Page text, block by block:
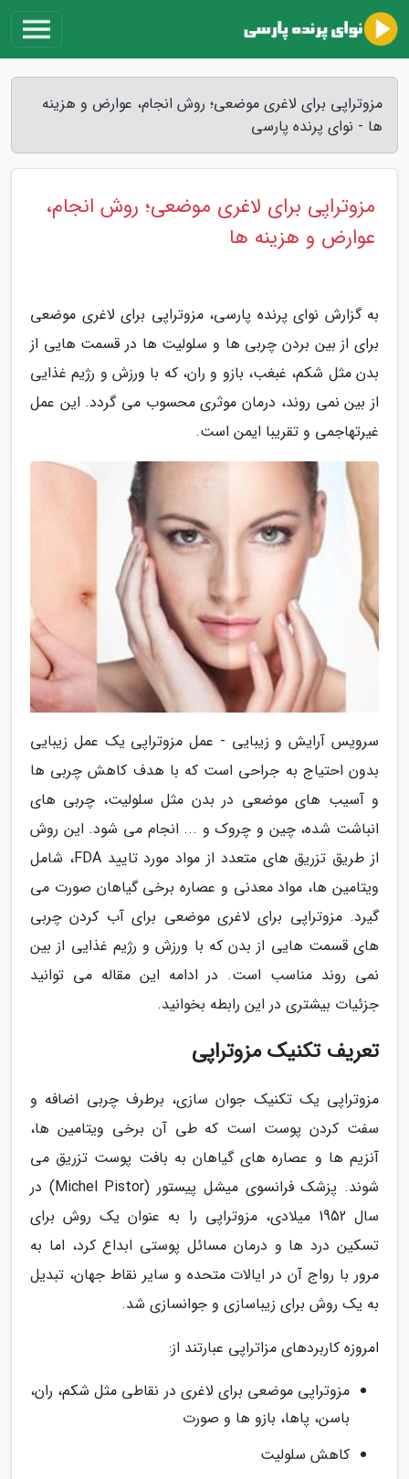
مزوتراپی برای لاغری موضعی؛ روش انجام، عوارض و هزینه
ها - نوای پرنده پارسی
مزوتراپی برای لاغری موضعی؛ روش انجام،
عوارض و هزینه ها
به گزارش نوای پرنده پارسی، مزوتراپی برای لاغری موضعی
برای از بین بردن چربی ها و سلولیت ها در قسمت هایی از
بدن مثل شکم، غبغب، بازو و ران، که با ورزش و رژیم غذایی
از بین نمی روند، درمان موثری محسوب می گردد. این عمل
غیرتهاجمی و تقریبا ایمن است.
سرویس آرایش و زیبایی - عمل مزوتراپی یک عمل زیبایی
بدون احتیاج به جراحی است که با هدف کاهش چربی ها
و آسیب های موضعی در بدن مثل سلولیت، چربی های
انباشت شده، چین و چروک و ... انجام می شود. این روش
از طریق تزریق های متعدد از مواد مورد تایید FDA، شامل
ویتامین ها، مواد معدنی و عصاره برخی گیاهان صورت می
گیرد. مزوتراپی برای لاغری موضعی برای آب کردن چربی
های قسمت هایی از بدن که با ورزش و رژیم غذایی از بین
نمی روند مناسب است. در ادامه این مقاله می توانید
جزئیات بیشتری در این رابطه بخوانید.
تعریف تکنیک مزوتراپی
مزوتراپی یک تکنیک جوان سازی، برطرف چربی اضافه و
سفت کردن پوست است که طی آن برخی ویتامین ها،
آنزیم ها و عصاره های گیاهان به بافت پوست تزریق می
شوند. پزشک فرانسوی میشل پیستور (Michel Pistor) در
سال 1952 میلادی، مزوتراپی را به عنوان یک روش برای
تسکین درد ها و درمان مسائل پوستی ابداع کرد، اما به
مرور با رواج آن در ایالات متحده و سایر نقاط جهان، تبدیل
به یک روش برای زیباسازی و جوانسازی شد.
امروزه کاربردهای مزاتراپی عبارتند از:
مزوتراپی موضعی برای لاغری در نقاطی مثل شکم، ران،
باسن، پاها، بازو ها و صورت
کاهش سلولیت